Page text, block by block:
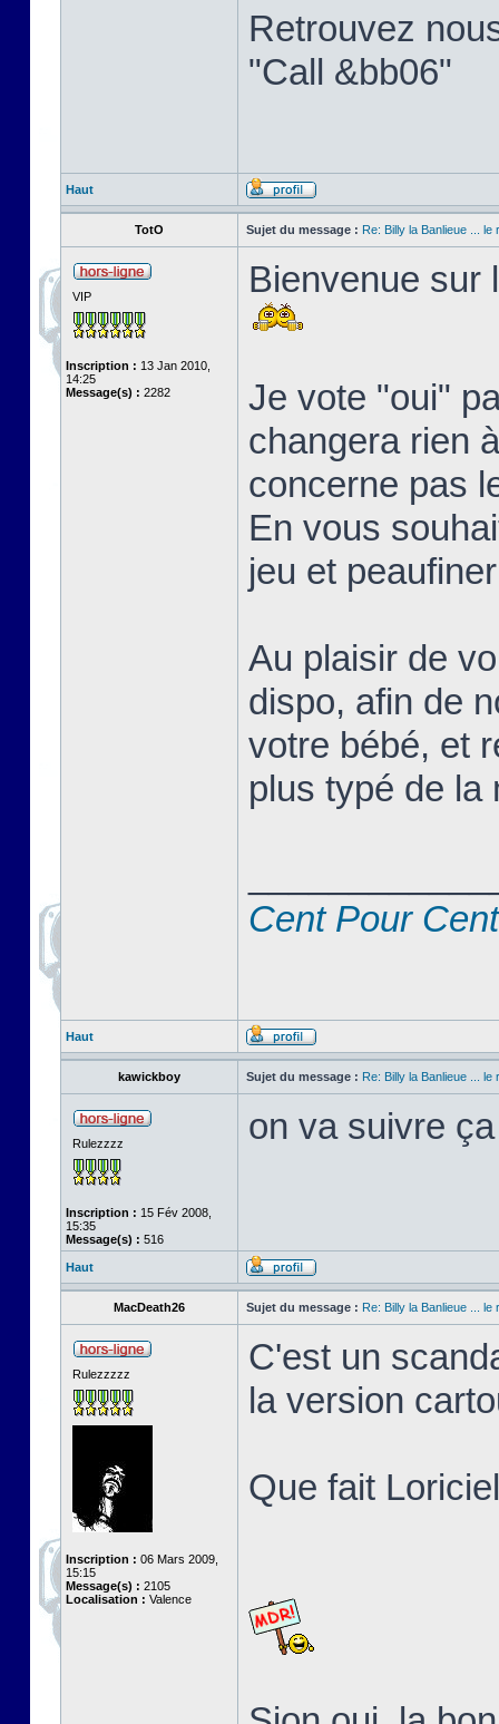
Retrouvez
"Call &bb06"
Haut
TotO Sujet du message : Re: Billy la Banlieue ... le
VIP
Inscription : 13 Jan 2010,
14:25
Message(s) : 2282
Bienvenue sur
Je vote "oui"
changera rien
concerne pas
En vous
jeu et
Au plaisir de
dispo, afin de
votre bébé, et
plus typé de la
Cent Pour Cent
Haut
kawickboy Sujet du message : Re: Billy la Banlieue ... le
Rulezzzz
Inscription : 15 Fév 2008,
15:35
Message(s) : 516
on va suivre
Haut
MacDeath26 Sujet du message : Re: Billy la Banlieue ... le
Rulezzzzz
Inscription : 06 Mars 2009,
15:15
Message(s) : 2105
Localisation : Valence
C'est un
la version
Que fait